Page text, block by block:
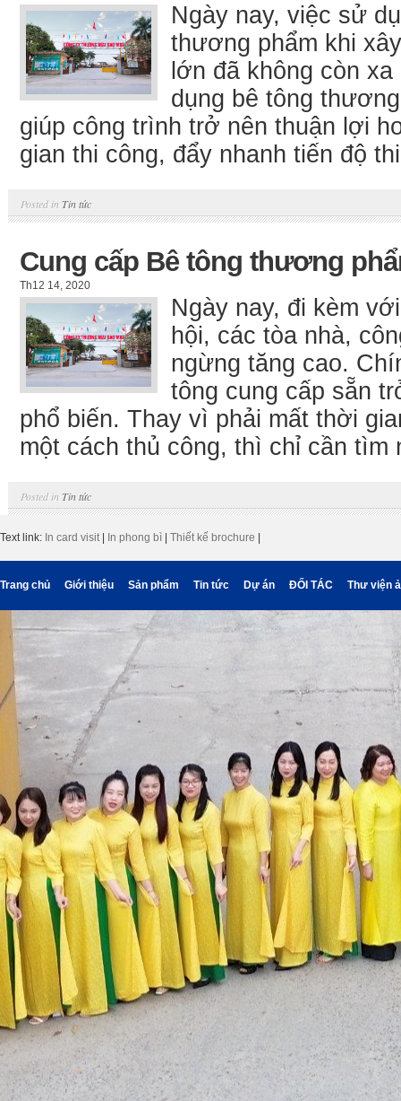
Ngày nay, việc sử
thương phẩm khi
lớn đã không còn
dụng bê tông
giúp công trình trở nên thuận lợi
gian thi công, đẩy nhanh tiến độ
Posted in Tin tức
Cung cấp Bê tông thương
Th12 14, 2020
Ngày nay, đi kèm
hội, các tòa nhà,
ngừng tăng cao.
tông cung cấp sẵn
phổ biến. Thay vì phải mất thời
một cách thủ công, thì chỉ cần tìm
Posted in Tin tức
Text link: In card visit| In phong bì Thiết kế brochure
Trang chủ Giới thiệu Sản phẩm Tin tức Dự án ĐỐI TÁC Thư viện